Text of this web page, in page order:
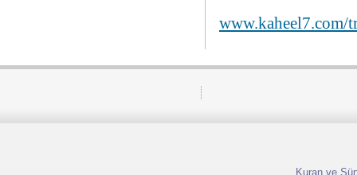
www.kaheel7.com/
Kuran ve